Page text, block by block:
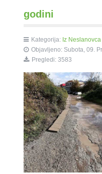
godini
Kategorija: Iz Neslanovca
Objavljeno: Subota, 09.
Pregledi: 3583